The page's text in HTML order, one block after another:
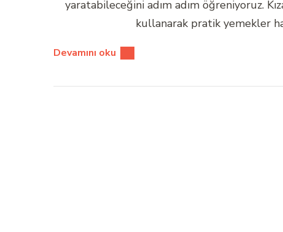
yaratabileceğini adım adım öğreniyoruz.
kullanarak pratik yemekler
Devamını oku